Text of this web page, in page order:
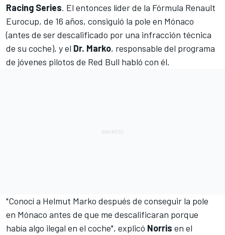
Racing Series. El entonces líder de la Fórmula Renault
Eurocup, de 16 años, consiguió la pole en Mónaco
(antes de ser descalificado por una infracción técnica
de su coche), y el Dr. Marko, responsable del programa
de jóvenes pilotos de Red Bull habló con él.
"Conocí a Helmut Marko después de conseguir la pole
en Mónaco antes de que me descalificaran porque
había algo ilegal en el coche", explicó Norris en el